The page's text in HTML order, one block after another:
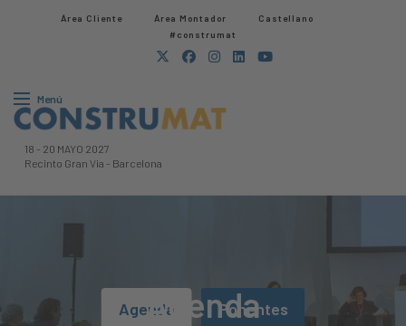
Área Cliente Área Montador
Castellano
#construmat
Menú
18 - 20 MAYO 2027
Recinto Gran Via - Barcelona
Agenda
Agenda Ponentes